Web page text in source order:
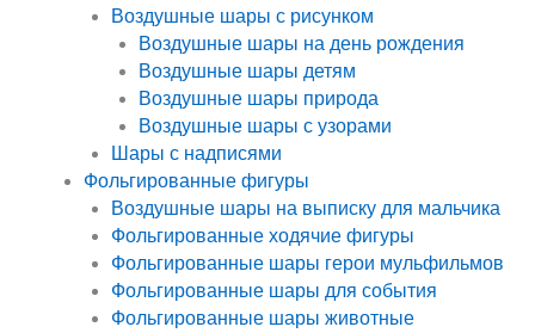
Воздушные шары с рисунком
Воздушные шары на день рождения
Воздушные шары детям
Воздушные шары природа
Воздушные шары с узорами
Шары с надписями
Фольгированные фигуры
Воздушные шары на выписку для мальчика
Фольгированные ходячие фигуры
Фольгированные шары герои мульфильмов
Фольгированные шары для события
Фольгированные шары животные